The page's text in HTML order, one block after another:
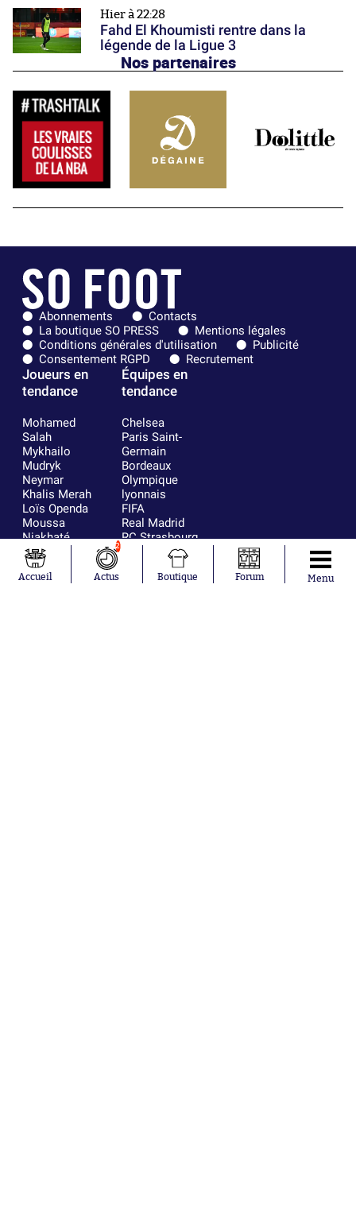
Hier à 22:28
Fahd El Khoumisti rentre dans la
légende de la Ligue 3
Nos partenaires
Abonnements
Contacts
La boutique SO PRESS
Mentions légales
Conditions générales d'utilisation
Publicité
Consentement RGPD
Recrutement
Joueurs en
tendance
Mohamed
Salah
Mykhailo
Mudryk
Neymar
Khalis Merah
Loïs Openda
Moussa
Niakhaté
Nicolás
Tagliafico
Pavel Šulc
Équipes en
tendance
Chelsea
Paris Saint-
Germain
Bordeaux
Olympique
lyonnais
FIFA
Real Madrid
RC Strasbourg
AC Milan
RC Lens
Accueil
2
Actus Boutique Forum Menu